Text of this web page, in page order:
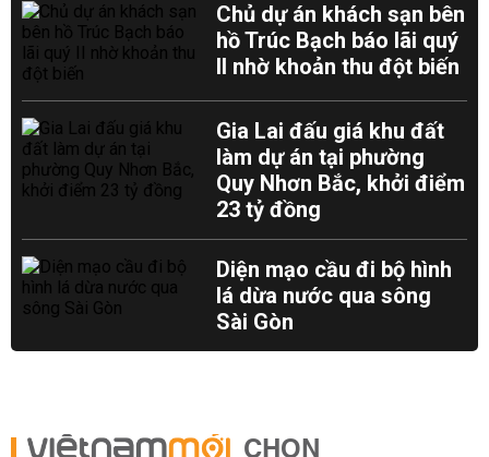
Chủ dự án khách sạn bên
hồ Trúc Bạch báo lãi quý
II nhờ khoản thu đột biến
Gia Lai đấu giá khu đất
làm dự án tại phường
Quy Nhơn Bắc, khởi điểm
23 tỷ đồng
Diện mạo cầu đi bộ hình
lá dừa nước qua sông
Sài Gòn